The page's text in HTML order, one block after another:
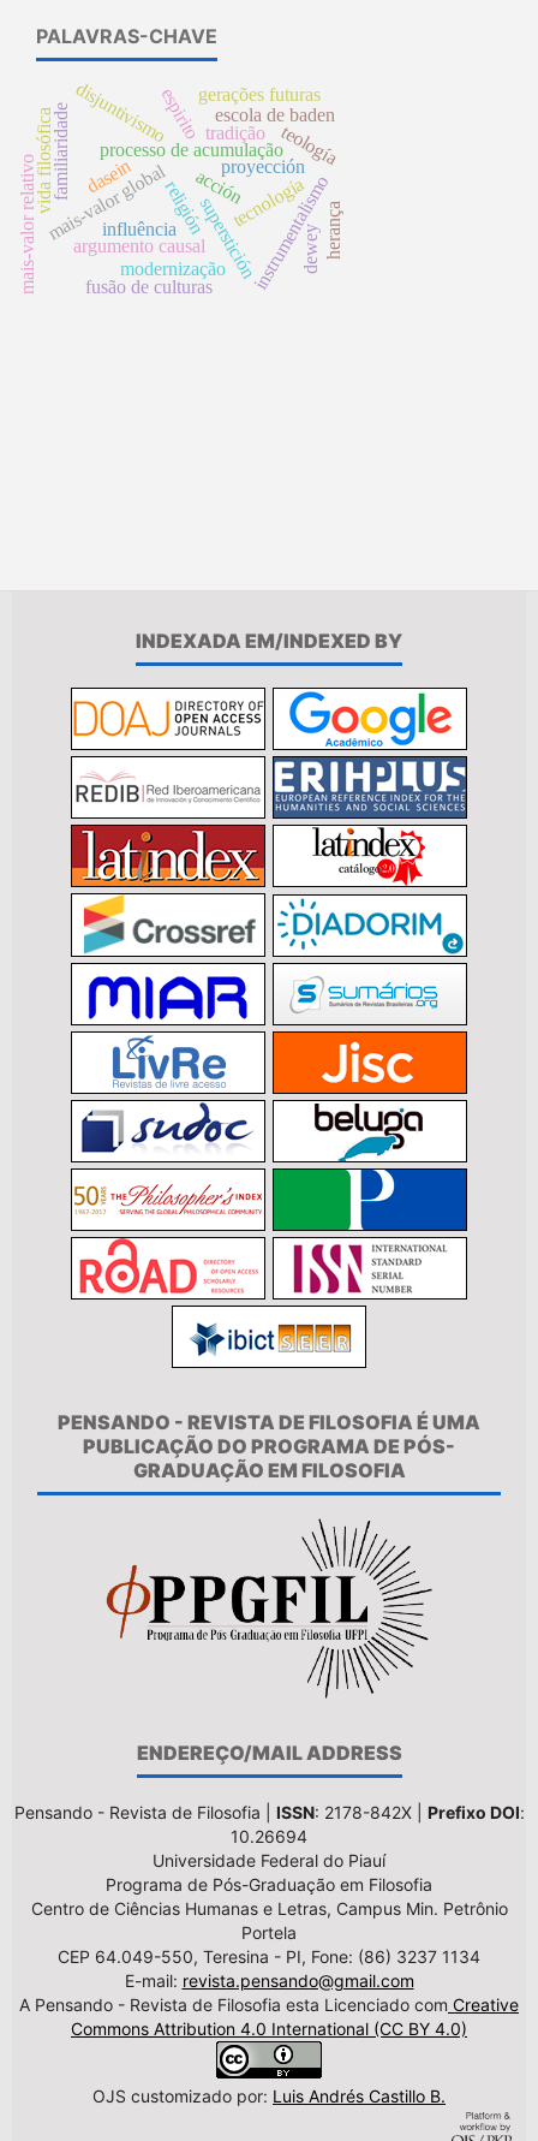
PALAVRAS-CHAVE
argumento causalsuperstición
proyección
processo de acumulação
mais-valor global
mais-valor relativo
disjuntivismo
religión tecnología
instrumentalismo
dewey
teología
espirito
influência
familiaridade escola de baden
dasein
herança
modernização
tradição
fusão de culturas
gerações futuras
acción
vida filosófica
INDEXADA EM/INDEXED BY
PENSANDO - REVISTA DE FILOSOFIA É UMA
PUBLICAÇÃO DO PROGRAMA DE PÓS-
GRADUAÇÃO EM FILOSOFIA
ENDEREÇO/MAIL ADDRESS
Pensando - Revista de Filosofia | ISSN: 2178-842X | Prefixo DOI:
10.26694
Universidade Federal do Piauí
Programa de Pós-Graduação em Filosofia
Centro de Ciências Humanas e Letras, Campus Min. Petrônio
Portela
CEP 64.049-550, Teresina - PI, Fone: (86) 3237 1134
E-mail: revista.pensando@gmail.com
A Pensando - Revista de Filosofia esta Licenciado com Creative
Commons Attribution 4.0 International (CC BY 4.0)
OJS customizado por: Luis Andrés Castillo B.